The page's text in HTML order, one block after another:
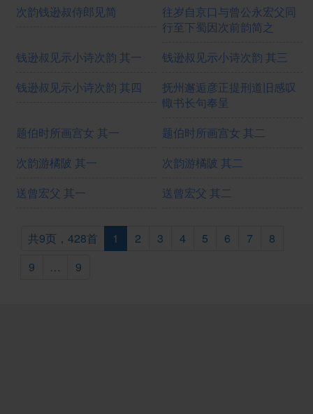
次韵钱逊叔侍郎见简
往岁自京口与曾公永宏父同
行至下蜀因次前韵简之
钱逊叔见示小诗次韵 其一
钱逊叔见示小诗次韵 其三
钱逊叔见示小诗次韵 其四
抚州邂逅彦正提刑道旧感叹
輙书长句奉呈
题伯时所画宫女 其一
题伯时所画宫女 其二
次韵游橘陂 其一
次韵游橘陂 其二
送曾宏父 其一
送曾宏父 其二
共9页，428首 1 2 3 4 5 6 7
8
9
… 9